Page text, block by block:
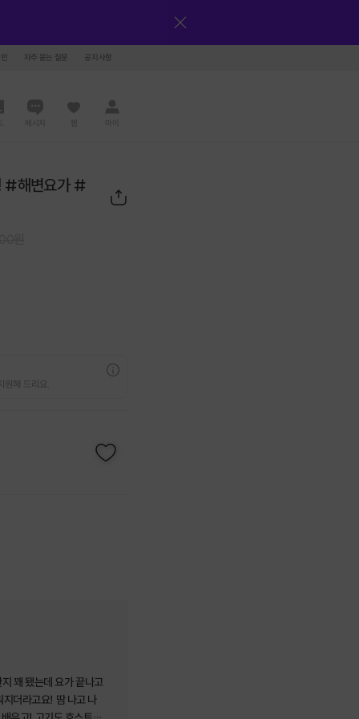
자주 묻는 질문 공지사항
메시지 찜 마이
#해변요가 #
원해 드리요.
꽤 됐는데 요가 끝나고
더라고요! 땀 나고 나